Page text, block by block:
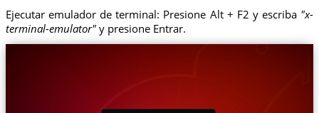
Ejecutar emulador de terminal: Presione Alt + F2 y escriba "x-
terminal-emulator"y presione Entrar.